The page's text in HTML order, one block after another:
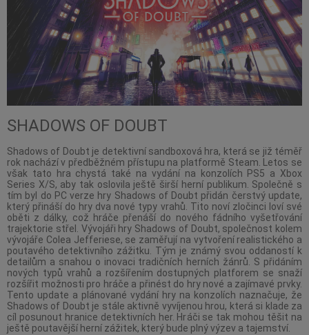
SHADOWS OF DOUBT
Shadows of Doubt je detektivní sandboxová hra, která se již téměř
rok nachází v předběžném přístupu na platformě Steam. Letos se
však tato hra chystá také na vydání na konzolích PS5 a Xbox
Series X/S, aby tak oslovila ještě širší herní publikum. Společně s
tím byl do PC verze hry Shadows of Doubt přidán čerstvý update,
který přináší do hry dva nové typy vrahů. Tito noví zločinci loví své
oběti z dálky, což hráče přenáší do nového fádního vyšetřování
trajektorie střel. Vývojáři hry Shadows of Doubt, společnost kolem
vývojáře Colea Jefferiese, se zaměřují na vytvoření realistického a
poutavého detektivního zážitku. Tým je známý svou oddaností k
detailům a snahou o inovaci tradičních herních žánrů. S přidáním
nových typů vrahů a rozšířením dostupných platforem se snaží
rozšířit možnosti pro hráče a přinést do hry nové a zajímavé prvky.
Tento update a plánované vydání hry na konzolích naznačuje, že
Shadows of Doubt je stále aktivně vyvíjenou hrou, která si klade za
cíl posunout hranice detektivních her. Hráči se tak mohou těšit na
ještě poutavější herní zážitek, který bude plný výzev a tajemství.